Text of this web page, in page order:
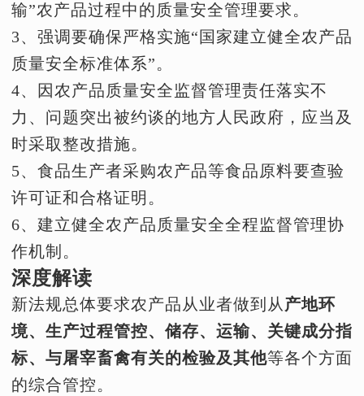
输”农产品过程中的质量安全管理要求。
3、强调要确保严格实施“国家建立健全农产品
质量安全标准体系”。
4、因农产品质量安全监督管理责任落实不
力、问题突出被约谈的地方人民政府，应当及
时采取整改措施。
5、食品生产者采购农产品等食品原料要查验
许可证和合格证明。
6、建立健全农产品质量安全全程监督管理协
作机制。
深度解读
新法规总体要求农产品从业者做到从产地环
境、生产过程管控、储存、运输、关键成分指
标、与屠宰畜禽有关的检验及其他等各个方面
的综合管控。